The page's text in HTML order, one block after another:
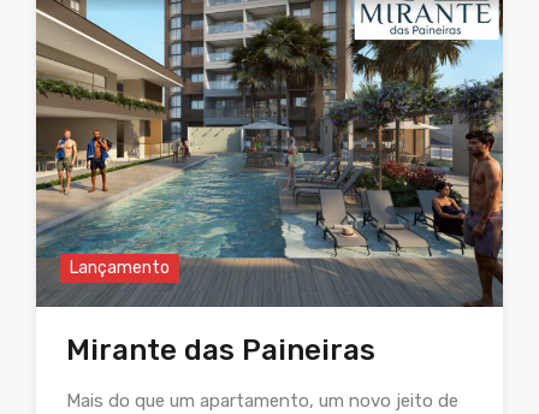
Lançamento
Mirante das Paineiras
Mais do que um apartamento, um novo jeito de